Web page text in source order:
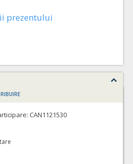
prezentului
CAN1121530